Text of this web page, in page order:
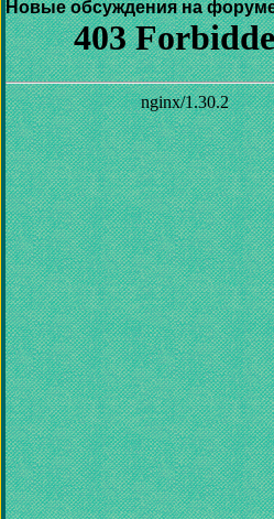
Новые обсуждения на